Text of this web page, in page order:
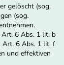
gelöscht (sog.
(sog.
Art. 6 Abs. 1 lit. b
Art. 6 Abs. 1 lit. f
und effektiven